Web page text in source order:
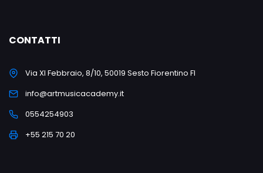
CONTATTI
Via XI Febbraio, 8/10, 50019 Sesto Fiorentino FI
info@artmusicacademy.it
0554254903
+55 215 70 20